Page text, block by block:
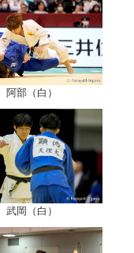
阿部（白）
武岡（白）